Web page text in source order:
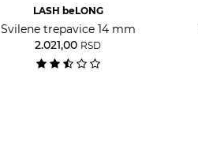
LASH beLONG
Svilene trepavice 14 mm
2.021,00 RSD